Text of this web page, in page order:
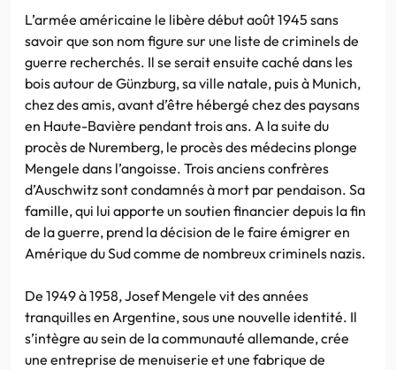
L’armée américaine le libère début août 1945 sans
savoir que son nom figure sur une liste de criminels de
guerre recherchés. Il se serait ensuite caché dans les
bois autour de Günzburg, sa ville natale, puis à Munich,
chez des amis, avant d’être hébergé chez des paysans
en Haute-Bavière pendant trois ans. A la suite du
procès de Nuremberg, le procès des médecins plonge
Mengele dans l’angoisse. Trois anciens confrères
d’Auschwitz sont condamnés à mort par pendaison. Sa
famille, qui lui apporte un soutien financier depuis la fin
de la guerre, prend la décision de le faire émigrer en
Amérique du Sud comme de nombreux criminels nazis.
De 1949 à 1958, Josef Mengele vit des années
tranquilles en Argentine, sous une nouvelle identité. Il
s’intègre au sein de la communauté allemande, crée
une entreprise de menuiserie et une fabrique de